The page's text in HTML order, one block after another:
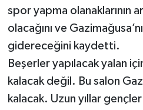
spor yapma olanaklarının
olacağını ve
gidereceğini kaydetti.
Beşerler yapılacak yalan
kalacak değil. Bu salon
kalacak. Uzun yıllar